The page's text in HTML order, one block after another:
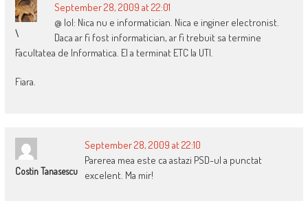
\
September 28, 2009 at 22:01
@ lol: Nica nu e informatician. Nica e inginer electronist.
Daca ar fi fost informatician, ar fi trebuit sa termine
Facultatea de Informatica. El a terminat ETC la UTI.
Fiara.
Costin Tanasescu
September 28, 2009 at 22:10
Parerea mea este ca astazi PSD-ul a punctat
excelent. Ma mir!